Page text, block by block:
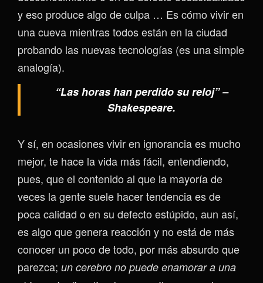
y eso produce algo de culpa … Es cómo vivir en
una cueva mientras todos están en la ciudad
probando las nuevas tecnologías (es una simple
analogía).
“Las horas han perdido su reloj” –
Shakespeare.
Y sí, en ocasiones vivir en ignorancia es mucho
mejor, te hace la vida más fácil, entendiendo,
pues, que el contenido al que la mayoría de
veces la gente suele hacer tendencia es de
poca calidad o en su defecto estúpido, aun así,
es algo que genera reacción y no está de más
conocer un poco de todo, por más absurdo que
parezca; un cerebro no puede enamorar a una